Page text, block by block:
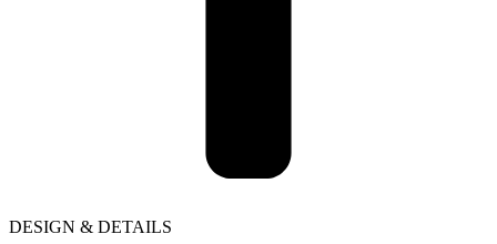
DESIGN & DETAILS